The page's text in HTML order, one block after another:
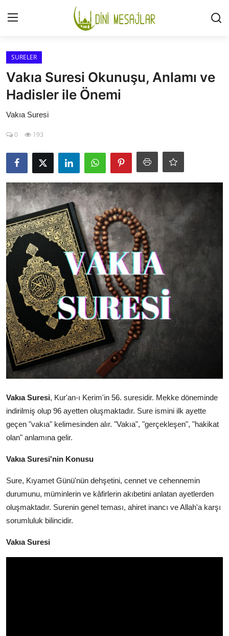
Giriş
İLETİŞİM
GÜNDEM
HAKKIMIZDA
DESTEKLİYORUM
SURELER
NAMAZ
DUALAR
KİMDİR?
DİNİ MESAJLAR
KISSADAN HİSSE
DİNİ BİLGİLER
SURELER
Vakıa Suresi Okunuşu, Anlamı ve
Hadisler ile Önemi
Vakıa Suresi
0 193
Vakıa Suresi, Kur'an-ı Kerim'in 56. suresidir. Mekke döneminde
indirilmiş olup 96 ayetten oluşmaktadır. Sure ismini ilk ayette
geçen "vakıa" kelimesinden alır. "Vakıa", "gerçekleşen", "hakikat
olan" anlamına gelir.
Vakıa Suresi'nin Konusu
Sure, Kıyamet Günü'nün dehşetini, cennet ve cehennemin
durumunu, müminlerin ve kâfirlerin akıbetini anlatan ayetlerden
oluşmaktadır. Surenin genel teması, ahiret inancı ve Allah'a karşı
sorumluluk bilincidir.
Vakıa Suresi